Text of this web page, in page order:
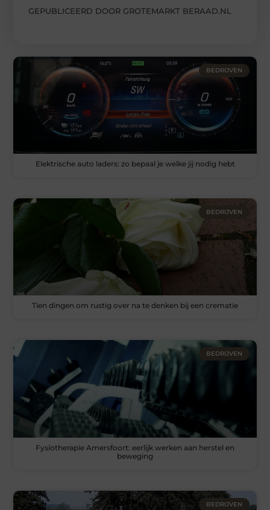
GEPUBLICEERD DOOR GROTEMARKT BERAAD.NL
BEDRIJVEN
Elektrische auto laders: zo bepaal je welke jij nodig hebt
BEDRIJVEN
Tien dingen om rustig over na te denken bij een crematie
BEDRIJVEN
Fysiotherapie Amersfoort: eerlijk werken aan herstel en
beweging
BEDRIJVEN